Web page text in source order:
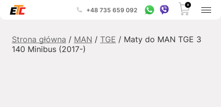
+48 735 659 092
0
Strona główna / MAN / TGE / Maty do MAN TGE 3
140 Minibus (2017-)